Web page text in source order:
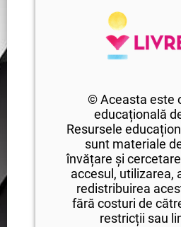
© Aceasta este
educațională
Resursele
sunt materiale
învățare și
accesul, utilizarea,
redistribuirea
fără costuri de
restricții sau